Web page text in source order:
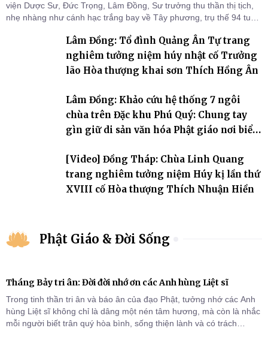
viện Dược Sư, Đức Trọng, Lâm Đồng, Sư trưởng thu thần thị tịch,
nhẹ nhàng như cánh hạc trắng bay về Tây phương, trụ thế 94 tuổi
Lâm Đồng: Tổ đình Quảng Ân Tự trang
nghiêm tưởng niệm húy nhật cố Trưởng
lão Hòa thượng khai sơn Thích Hồng Ân
Lâm Đồng: Khảo cứu hệ thống 7 ngôi
chùa trên Đặc khu Phú Quý: Chung tay
gìn giữ di sản văn hóa Phật giáo nơi biển
[Video] Đồng Tháp: Chùa Linh Quang
trang nghiêm tưởng niệm Húy kị lần thứ
XVIII cố Hòa thượng Thích Nhuận Hiền
Phật Giáo & Đời Sống
Tháng Bảy tri ân: Đời đời nhớ ơn các Anh hùng Liệt sĩ
Trong tinh thần tri ân và báo ân của đạo Phật, tưởng nhớ các Anh
hùng Liệt sĩ không chỉ là dâng một nén tâm hương, mà còn là nhắc
mỗi người biết trân quý hòa bình, sống thiện lành và có trách